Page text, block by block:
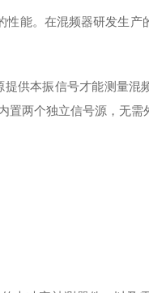
能。在混频器研发生产
供本振信号才能测量混
置两个独立信号源，无需